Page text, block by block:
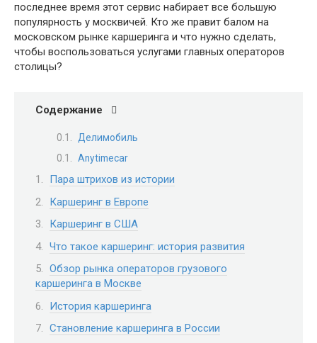
последнее время этот сервис набирает все большую
популярность у москвичей. Кто же правит балом на
московском рынке каршеринга и что нужно сделать,
чтобы воспользоваться услугами главных операторов
столицы?
Содержание
Делимобиль
Anytimecar
Пара штрихов из истории
Каршеринг в Европе
Каршеринг в США
Что такое каршеринг: история развития
Обзор рынка операторов грузового
каршеринга в Москве
История каршеринга
Становление каршеринга в России